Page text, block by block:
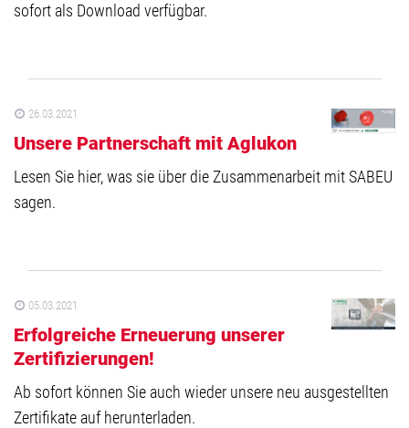
sofort als Download verfügbar.
26.03.2021
Unsere Partnerschaft mit Aglukon
Lesen Sie hier, was sie über die Zusammenarbeit mit SABEU
sagen.
05.03.2021
Erfolgreiche Erneuerung unserer
Zertifizierungen!
Ab sofort können Sie auch wieder unsere neu ausgestellten
Zertifikate auf herunterladen.